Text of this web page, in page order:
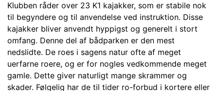
Klubben råder over 23 K1 kajakker, som er stabile nok
til begyndere og til anvendelse ved instruktion. Disse
kajakker bliver anvendt hyppigst og generelt i stort
omfang. Denne del af bådparken er den mest
nedslidte. De roes i sagens natur ofte af meget
uerfarne roere, og er for nogles vedkommende meget
gamle. Dette giver naturligt mange skrammer og
skader. Følgelig har de til tider ro-forbud i kortere eller